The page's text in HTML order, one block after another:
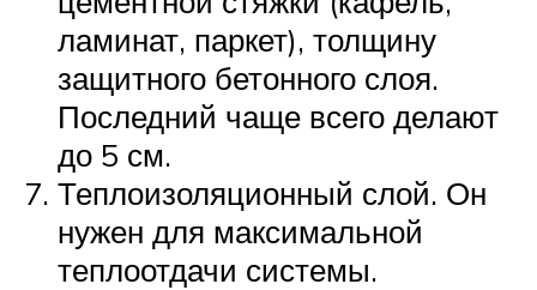
ламинат, паркет), толщину
защитного бетонного слоя.
Последний чаще всего делают
до 5 см.
Теплоизоляционный слой. Он
нужен для максимальной
теплоотдачи системы.